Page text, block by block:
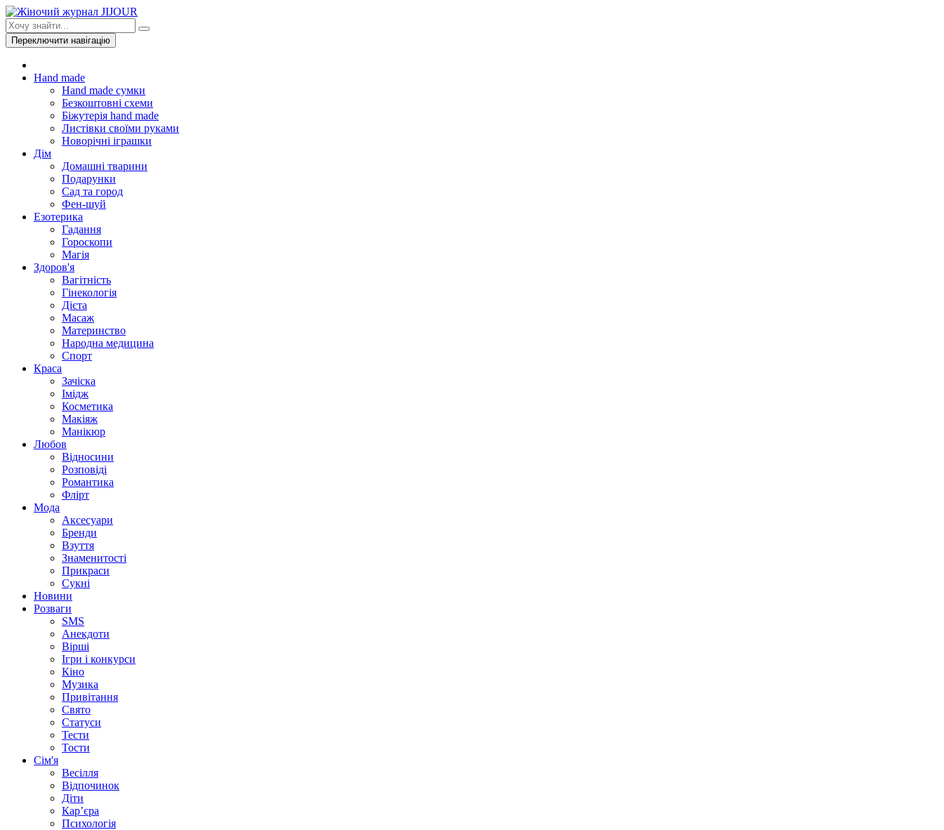
Переключити навігацію
Hand made
Hand made сумки
Безкоштовні схеми
Біжутерія hand made
Листівки своїми руками
Новорічні іграшки
Дім
Домашні тварини
Подарунки
Сад та город
Фен-шуй
Езотерика
Гадання
Гороскопи
Магія
Здоров'я
Вагітність
Гінекологія
Дієта
Масаж
Материнство
Народна медицина
Спорт
Краса
Зачіска
Імідж
Косметика
Макіяж
Манікюр
Любов
Відносини
Розповіді
Романтика
Флірт
Мода
Аксесуари
Бренди
Взуття
Знаменитості
Прикраси
Сукні
Новини
Розваги
SMS
Анекдоти
Вірші
Ігри і конкурси
Кіно
Музика
Привітання
Свято
Статуси
Тести
Тости
Сім'я
Весілля
Відпочинок
Діти
Кар’єра
Психологія